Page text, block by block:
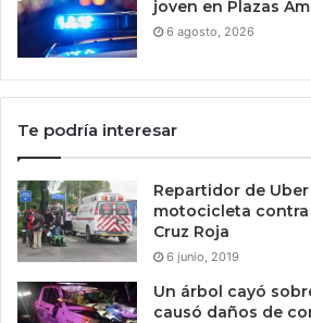
joven en Plazas
6 agosto, 2026
Te podría interesar
Repartidor de
motocicleta
Cruz Roja
6 junio, 2019
Un árbol cayó
causó daños de